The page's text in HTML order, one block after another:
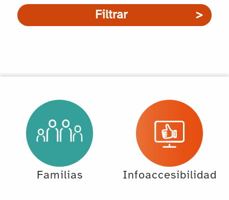
Filtrar
Familias Infoaccesibilidad